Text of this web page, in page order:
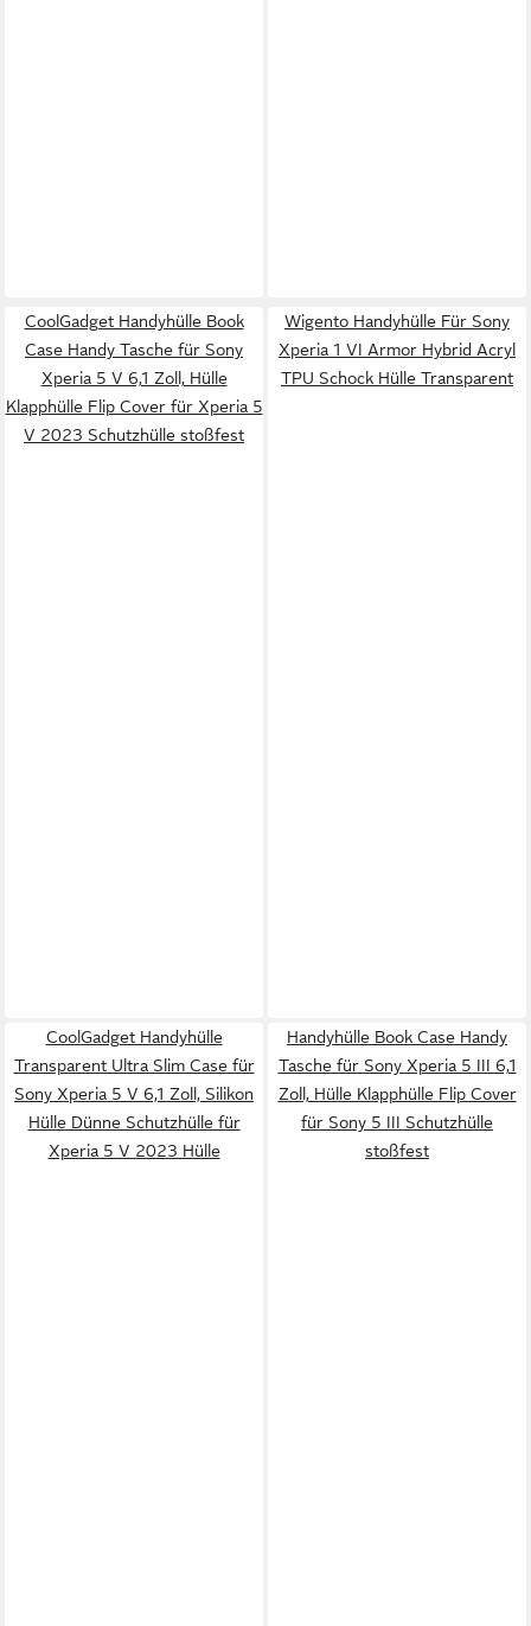
CoolGadget Handyhülle Book
Case Handy Tasche für Sony
Xperia 5 V 6,1 Zoll, Hülle
Klapphülle Flip Cover für Xperia 5
V 2023 Schutzhülle stoßfest
Wigento Handyhülle Für Sony
Xperia 1 VI Armor Hybrid Acryl
TPU Schock Hülle Transparent
CoolGadget Handyhülle
Transparent Ultra Slim Case für
Sony Xperia 5 V 6,1 Zoll, Silikon
Hülle Dünne Schutzhülle für
Xperia 5 V 2023 Hülle
Handyhülle Book Case Handy
Tasche für Sony Xperia 5 III 6,1
Zoll, Hülle Klapphülle Flip Cover
für Sony 5 III Schutzhülle
stoßfest